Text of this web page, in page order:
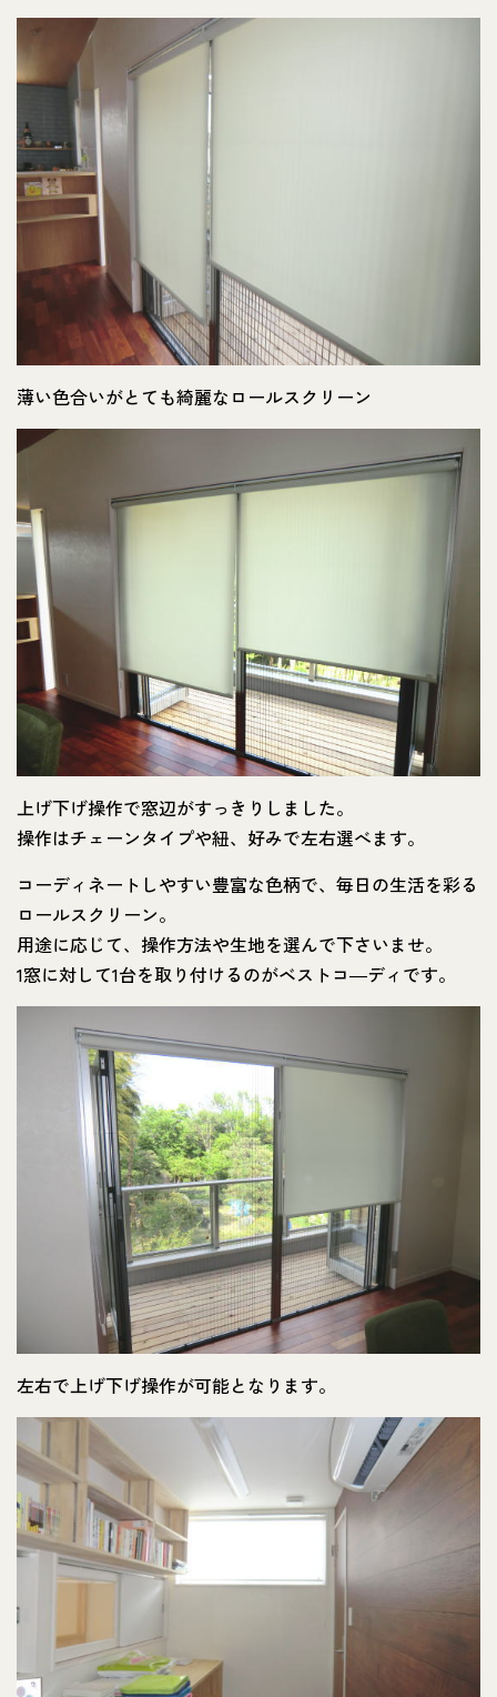
薄い色合いがとても綺麗なロールスクリーン
上げ下げ操作で窓辺がすっきりしました。
操作はチェーンタイプや紐、好みで左右選べます。
コーディネートしやすい豊富な色柄で、毎日の生活を彩る
ロールスクリーン。
用途に応じて、操作方法や生地を選んで下さいませ。
1窓に対して1台を取り付けるのがベストコ―ディです。
左右で上げ下げ操作が可能となります。